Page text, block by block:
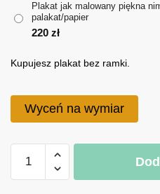
Plakat jak malowany piękna
palakat/papier
220 zł
Kupujesz plakat bez ramki.
Wyceń na wymiar
Plakat